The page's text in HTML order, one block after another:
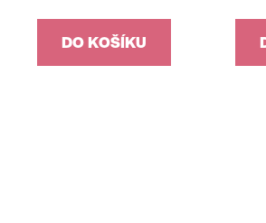
DO KOŠÍKU